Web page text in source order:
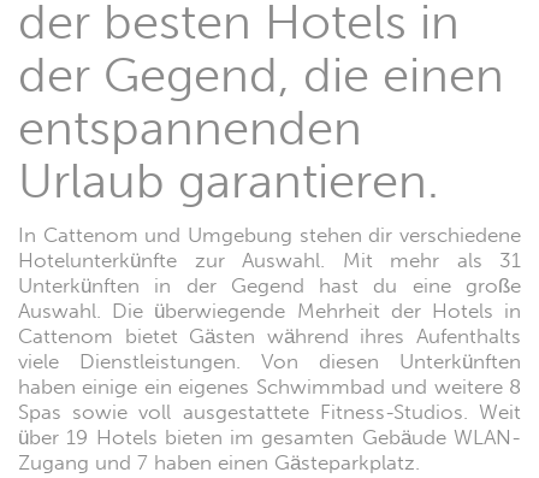
der besten Hotels in
der Gegend, die einen
entspannenden
Urlaub garantieren.
In Cattenom und Umgebung stehen dir verschiedene
Hotelunterkünfte zur Auswahl. Mit mehr als 31
Unterkünften in der Gegend hast du eine große
Auswahl. Die überwiegende Mehrheit der Hotels in
Cattenom bietet Gästen während ihres Aufenthalts
viele Dienstleistungen. Von diesen Unterkünften
haben einige ein eigenes Schwimmbad und weitere 8
Spas sowie voll ausgestattete Fitness-Studios. Weit
über 19 Hotels bieten im gesamten Gebäude WLAN-
Zugang und 7 haben einen Gästeparkplatz.